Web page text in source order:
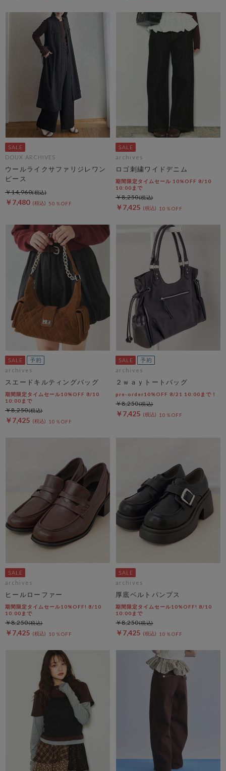
DOUX ARCHIVES
ウールライクサファリジレワン
ピース
￥7,480 50％OFF
￥14,960
archives
ロゴ刺繍ワイドデニム
期間限定タイムセール 10%OFF 8/10
10:00まで
￥7,425 10％OFF
￥8,250
archives
スエードキルティングバッグ
期間限定タイムセール10%OFF 8/10
10:00まで
￥7,425 10％OFF
￥8,250
archives
２ｗａｙトートバッグ
pre-order10%OFF 8/21 10:00まで！
￥7,425 10％OFF
￥8,250
archives
ヒールローファー
期間限定タイムセール10%OFF! 8/10
10:00まで
￥7,425 10％OFF
￥8,250
archives
厚底ベルトパンプス
期間限定タイムセール10%OFF! 8/10
10:00まで
￥7,425 10％OFF
￥8,250